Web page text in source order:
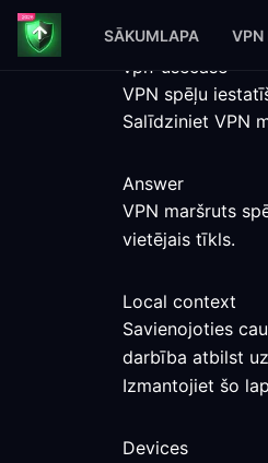
SĀKUMLAPA VPN
vpn-usecase
VPN spēļu
Salīdziniet VPN
Answer
VPN maršruts
vietējais tīkls.
Local context
Savienojoties
darbība atbilst
Izmantojiet šo
Devices